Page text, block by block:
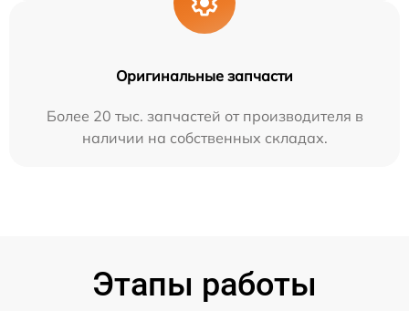
Оригинальные запчасти
Более 20 тыс. запчастей от производителя в
наличии на собственных складах.
Этапы работы